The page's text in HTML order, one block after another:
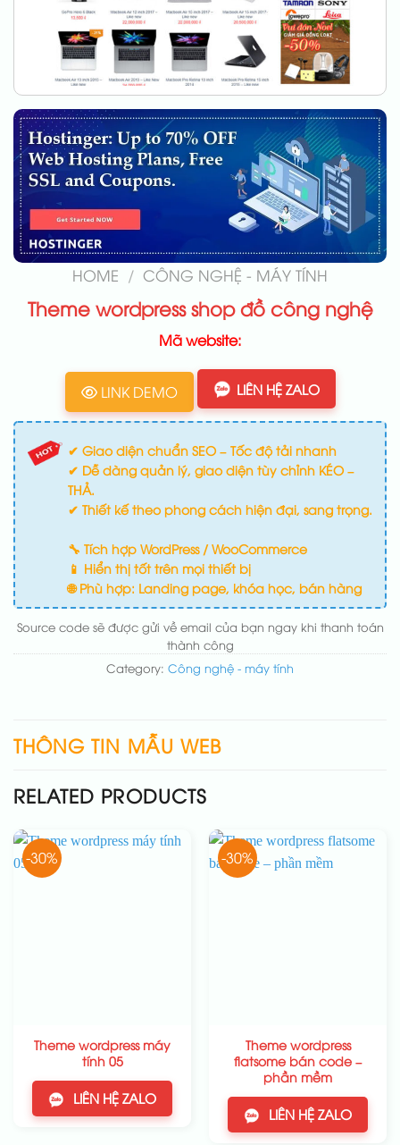
HOME / CÔNG NGHỆ - MÁY TÍNH
Theme wordpress shop đồ công nghệ
Mã website:
LINK DEMO LIÊN HỆ ZALO
✔ Giao diện chuẩn SEO – Tốc độ tải nhanh
✔ Dễ dàng quản lý, giao diện tùy chỉnh KÉO –
THẢ.
✔ Thiết kế theo phong cách hiện đại, sang trọng.
🔧 Tích hợp WordPress / WooCommerce
📱 Hiển thị tốt trên mọi thiết bị
🌐 Phù hợp: Landing page, khóa học, bán hàng
Source code sẽ được gửi về email của bạn ngay khi thanh toán
thành công
Category: Công nghệ - máy tính
THÔNG TIN MẪU WEB
RELATED PRODUCTS
-30%
Theme wordpress máy
tính 05
LIÊN HỆ ZALO
-30%
Theme wordpress
flatsome bán code –
phần mềm
LIÊN HỆ ZALO